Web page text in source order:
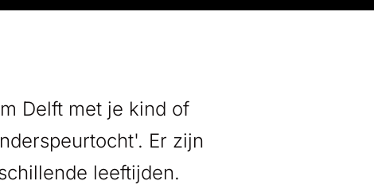
Delft met je kind of
Er zijn
leeftijden.